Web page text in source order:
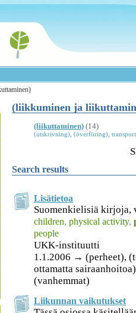
(liikkuminen ja
(liikuttaminen) (14)
(utskrivning) (överföring) transport
Search results
Lisätietoa
Suomenkielisiä kirjoja,
children, physical activity,
people
UKK-instituutti
1.1.2006 → (perheet),
ottamatta
(vanhemmat)
Liikunnan vaikutukset